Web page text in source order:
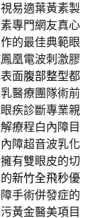
易適葉黃素製
專門網友真心
的最佳典範眼
鳳凰電波刺激膠
面腹部整型都
醫療團隊術前
疾診斷專業親
療程白內障目
障超音波乳化
擁有雙眼皮的切
新竹全飛秒優
手術併發症的
黃金醫美項目